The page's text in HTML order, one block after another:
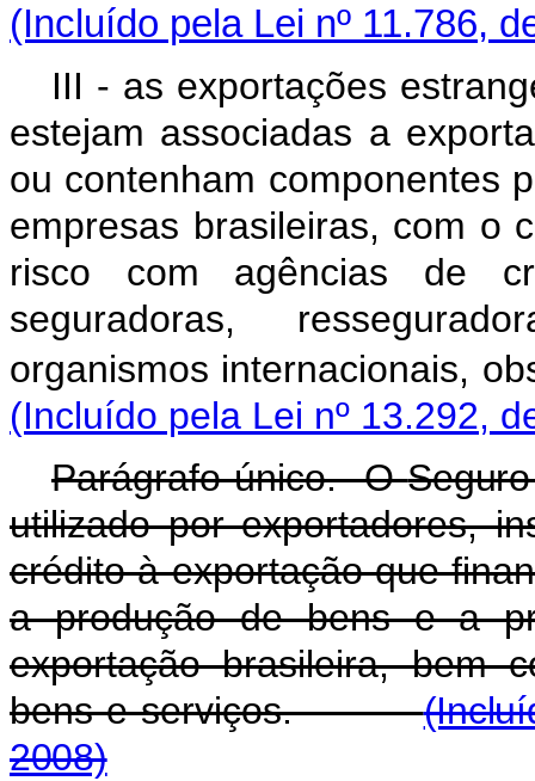
(Incluído pela Lei nº 11.786,
III - as exportações
estejam associadas a
ou contenham componentes
empresas brasileiras, com o
risco com agências de
seguradoras,
organismos internacionais,
(Incluído pela Lei nº 13.292,
Parágrafo único. O
utilizado por exportadores,
crédito à exportação que
a produção de bens e a
exportação brasileira, bem
bens e serviços.
2008)